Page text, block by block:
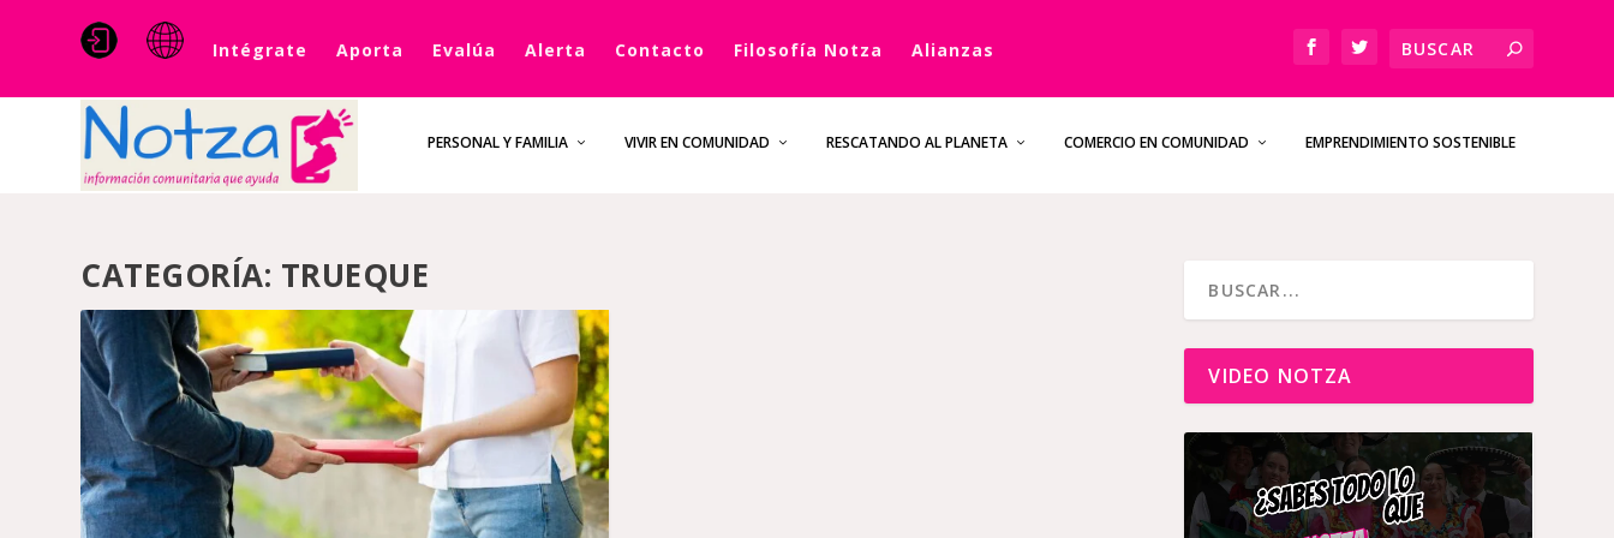
Intégrate Aporta Evalúa Alerta Contacto Filosofía Notza Alianzas
PERSONAL Y FAMILIA VIVIR EN COMUNIDAD RESCATANDO AL PLANETA COMERCIO EN COMUNIDAD EMPRENDIMIENTO SOSTENIBLE
CATEGORÍA: TRUEQUE
VIDEO NOTZA